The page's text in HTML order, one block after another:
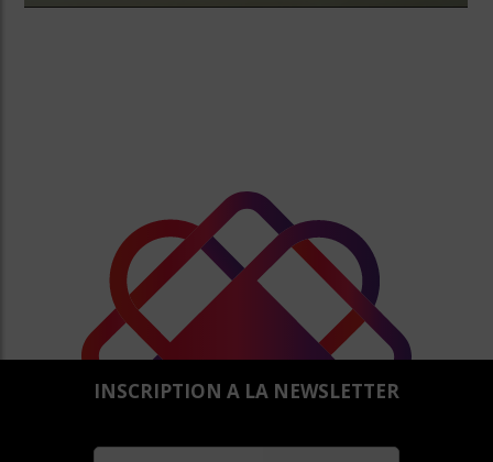
INSCRIPTION A LA NEWSLETTER